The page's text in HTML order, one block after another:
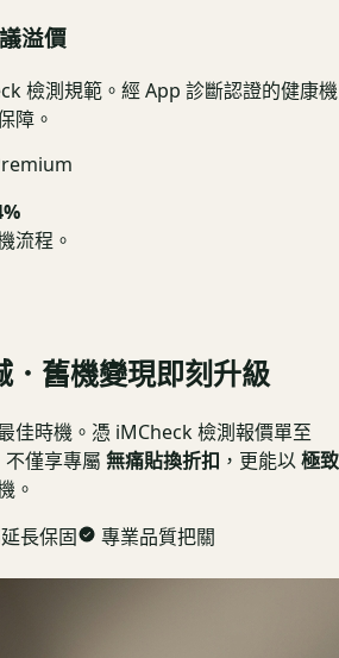
溢價
檢測規範。經 App 診斷認證的健康機
障。
流程。
．舊機變現即刻升級
佳時機。憑 iMCheck 檢測報價單至
不僅享專屬 無痛貼換折扣 ，更能以極致
。
長保固
專業品質把關